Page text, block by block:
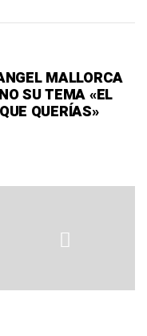
MALLORCA
SU TEMA «EL
QUERÍAS»